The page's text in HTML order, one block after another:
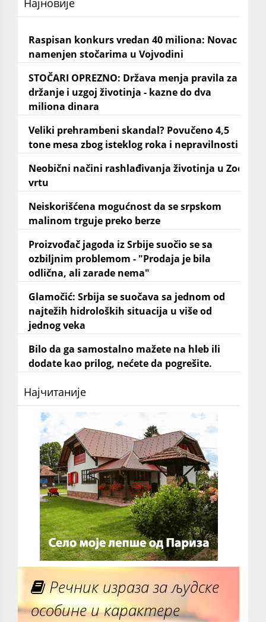
Најновије
Raspisan konkurs vredan 40 miliona: Novac
namenjen stočarima u Vojvodini
STOČARI OPREZNO: Država menja pravila za
držanje i uzgoj životinja - kazne do dva
miliona dinara
Veliki prehrambeni skandal? Povučeno 4,5
tone mesa zbog isteklog roka i nepravilnosti
Neobični načini rashlađivanja životinja u Zoo
vrtu
Neiskorišćena mogućnost da se srpskom
malinom trguje preko berze
Proizvođač jagoda iz Srbije suočio se sa
ozbiljnim problemom - "Prodaja je bila
odlična, ali zarade nema"
Glamočić: Srbija se suočava sa jednom od
najtežih hidroloških situacija u više od
jednog veka
Bilo da ga samostalno mažete na hleb ili
dodate kao prilog, nećete da pogrešite.
Најчитаније
Речник израза за људске
особине и карактере